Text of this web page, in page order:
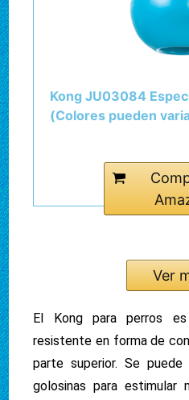
Kong JU03084
(Colores pueden
Ver
El Kong para perros
resistente en forma de
parte superior. Se
golosinas para estimular